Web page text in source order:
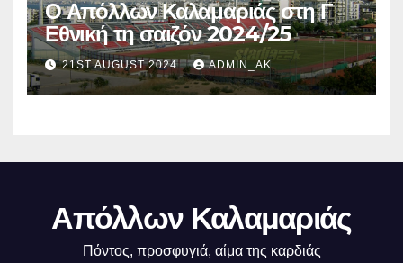
Ο Απόλλων Καλαμαριάς στη Γ
Εθνική τη σαιζόν 2024/25
21ST AUGUST 2024 ADMIN_AK
Απόλλων Καλαμαριάς
Πόντος, προσφυγιά, αίμα της καρδιάς